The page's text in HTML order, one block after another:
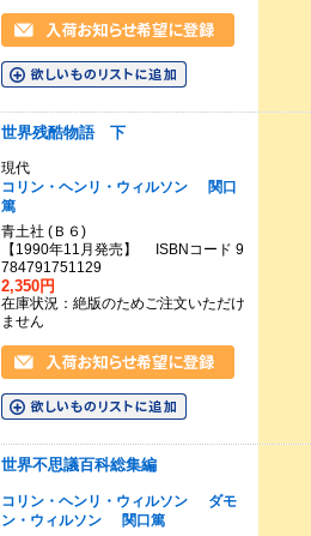
世界残酷物語 下
現代
コリン・ヘンリ・ウィルソン
関口
篤
青土社 (Ｂ６)
【1990年11月発売】 ISBNコード 9
784791751129
2,350円
在庫状況：絶版のためご注文いただけ
ません
世界不思議百科総集編
コリン・ヘンリ・ウィルソン
ダモ
ン・ウィルソン
関口篤